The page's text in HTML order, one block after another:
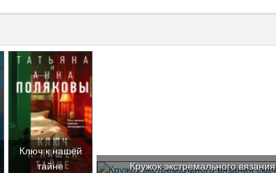
Ключ к нашей
тайне
Кружок экстремального вязания